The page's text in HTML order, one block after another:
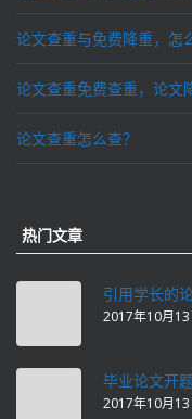
论文查重与免费降重，怎
论文查重怎么查？
热门文章
引用学长的
2017年10月13
毕业论文开
2017年10月13